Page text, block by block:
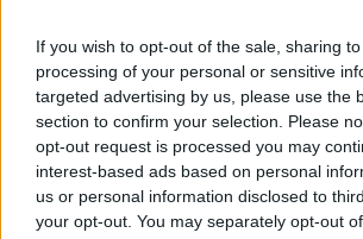
If you wish to opt-out of the sale, sharing
processing of your personal or sensitive
targeted advertising by us, please use the
section to confirm your selection. Please
opt-out request is processed you may
interest-based ads based on personal
us or personal information disclosed to
your opt-out. You may separately opt-out
Minka 11. rész
T. szereti a fiatal